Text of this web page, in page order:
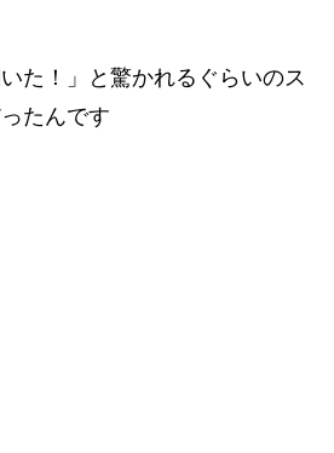
た！」と驚かれるぐらいのス
たんです